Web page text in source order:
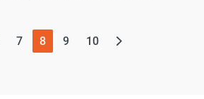
7 8(page actuelle)
9 10